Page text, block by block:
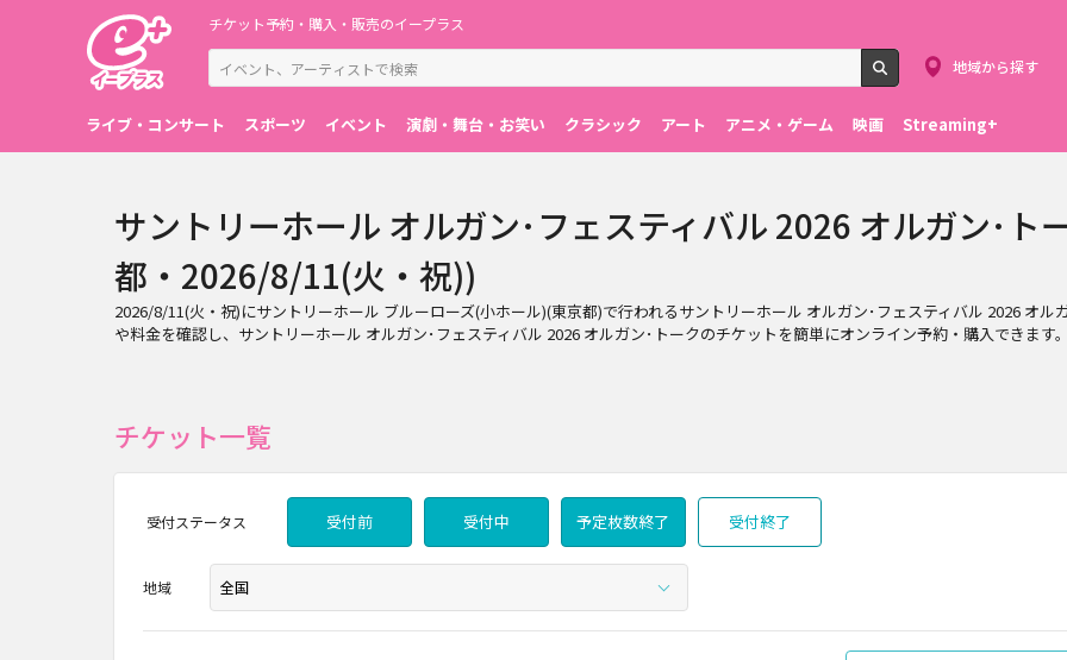
チケット予約・購入・販売のイープラス
検索
地域から探す
ライブ・コンサート スポーツ イベント 演劇・舞台・お笑い クラシック アート アニメ・ゲーム 映画 Streaming+
サントリーホール オルガン･フェスティバル 2026 オルガン･ト
都・2026/8/11(火・祝))
2026/8/11(火・祝)にサントリーホール ブルーローズ(小ホール)(東京都)で行われるサントリーホール オルガン･フェスティバル 2026 オ
や料金を確認し、サントリーホール オルガン･フェスティバル 2026 オルガン･トークのチケットを簡単にオンライン予約・購入できます
チケット一覧
受付ステータス 受付前 受付中 予定枚数終了 受付終了
地域